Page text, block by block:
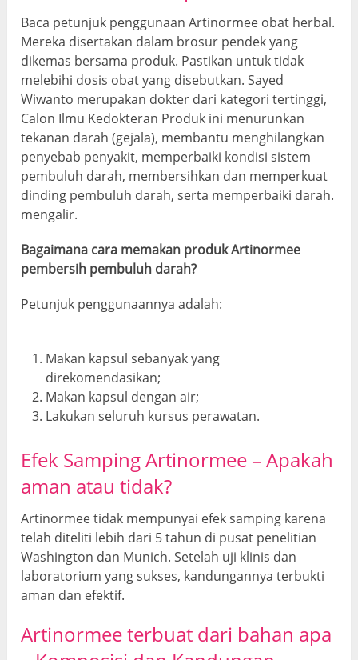
Baca petunjuk penggunaan Artinormee obat herbal.
Mereka disertakan dalam brosur pendek yang
dikemas bersama produk. Pastikan untuk tidak
melebihi dosis obat yang disebutkan. Sayed
Wiwanto merupakan dokter dari kategori tertinggi,
Calon Ilmu Kedokteran Produk ini menurunkan
tekanan darah (gejala), membantu menghilangkan
penyebab penyakit, memperbaiki kondisi sistem
pembuluh darah, membersihkan dan memperkuat
dinding pembuluh darah, serta memperbaiki darah.
mengalir.
Bagaimana cara memakan produk Artinormee
pembersih pembuluh darah?
Petunjuk penggunaannya adalah:
Makan kapsul sebanyak yang
direkomendasikan;
Makan kapsul dengan air;
Lakukan seluruh kursus perawatan.
Efek Samping Artinormee –Apakah
aman atau tidak?
Artinormee tidak mempunyai efek samping karena
telah diteliti lebih dari 5 tahun di pusat penelitian
Washington dan Munich. Setelah uji klinis dan
laboratorium yang sukses, kandungannya terbukti
aman dan efektif.
Artinormeeterbuat dari bahan apa